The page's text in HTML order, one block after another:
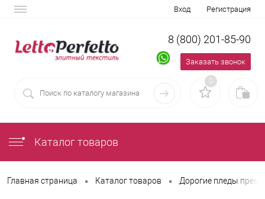
Вход Регистрация
8 (800) 201-85-90
Заказать звонок
0
Каталог товаров
Главная страница • Каталог товаров • Дорогие пледы